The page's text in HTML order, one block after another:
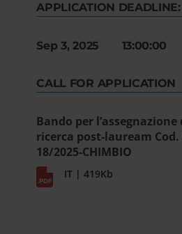
APPLICATION DEADLINE:
Sep 3, 2025 13:00:00
CALL FOR APPLICATION
Bando per
ricerca post-lauream Cod.
18/2025-CHIMBIO
IT | 419Kb